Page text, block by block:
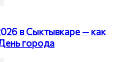
в Сыктывкаре — как
города